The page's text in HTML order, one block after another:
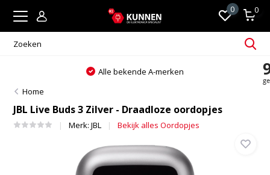
0 0
Alle bekende A-merken
Home
JBL Live Buds 3 Zilver - Draadloze oordopjes
Merk:JBL Bekijk alles Oordopjes